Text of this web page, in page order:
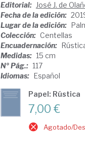
Editorial: José J. de
Fecha de la edición:
Lugar de la edición:
Colección: Centellas
Encuadernación:
Medidas: 15 cm
Nº Pág.: 117
Idiomas: Español
Papel: Rústica
7,00 €
Agotado/